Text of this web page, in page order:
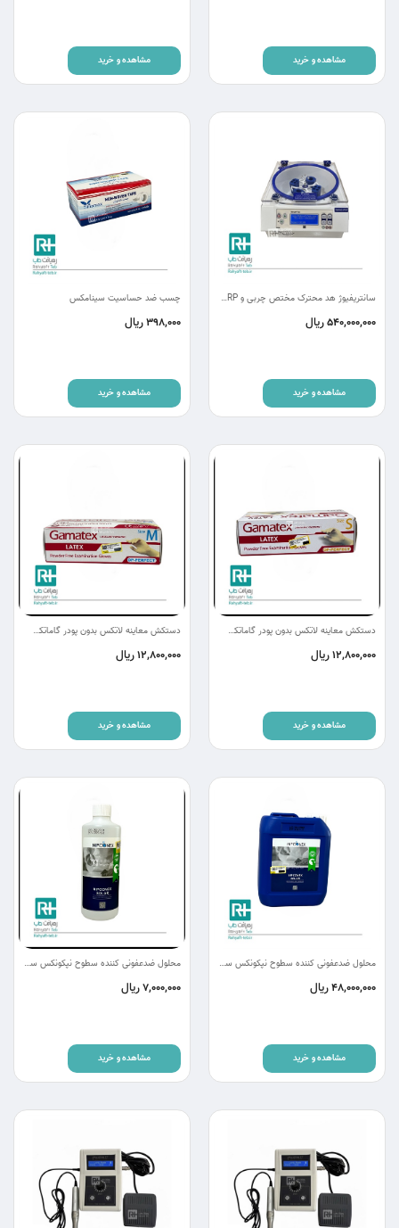
مشاهده و خرید مشاهده و خرید
سانتریفیوژ هد محترک مختص چربی و PRP مدل CR100
540,000,000ریال
مشاهده و خرید
چسب ضد حساسیت سینامکس
398,000ریال
مشاهده و خرید
دستکش معاینه لاتکس بدون پودر گاماتکس سایز s
12,800,000ریال
مشاهده و خرید
دستکش معاینه لاتکس بدون پودر گاماتکس سایز M
12,800,000ریال
مشاهده و خرید
محلول ضدعفونی کننده سطوح نپکونکس سولار 5 لیتری
48,000,000ریال
مشاهده و خرید
محلول ضدعفونی کننده سطوح نپکونکس سولار 0.5 لیتری
7,000,000ریال
مشاهده و خرید